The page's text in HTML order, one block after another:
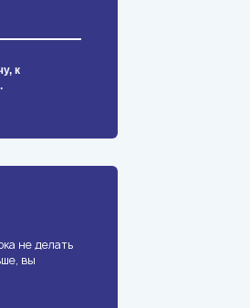
к
не делать
вы